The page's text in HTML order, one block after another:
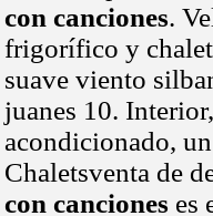
con canciones.
frigorífico y
suave viento
juanes 10.
acondicionado,
Chaletsventa de
con canciones es